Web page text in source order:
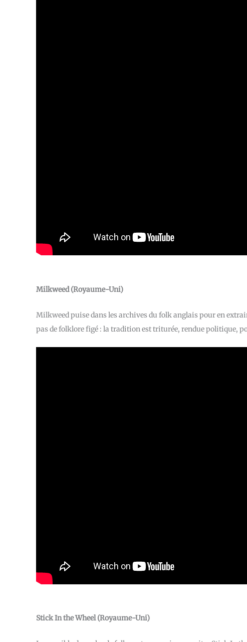
Milkweed (Royaume-Uni)
Milkweed puise dans les archives du folk anglais pour en
pas de folklore figé : la tradition est triturée, rendue politique,
Stick In the Wheel (Royaume-Uni)